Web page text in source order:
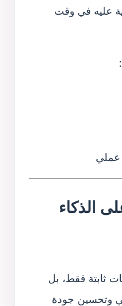
عليه في وقت
عملي
الذكاء
ثابتة فقط، بل
وتحسين جودة